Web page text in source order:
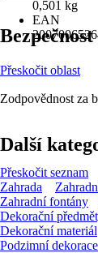
0,501 kg
EAN
Přeskočit oblast
Zodpovědnost za
Další
Přeskočit seznam
Zahrada
Zahradní fontány
Dekorační
Dekorační materiál
Podzimní dekorace